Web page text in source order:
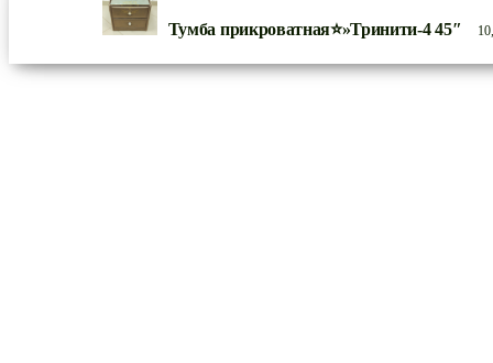
Тумба прикроватная⭐»Тринити-4 45″